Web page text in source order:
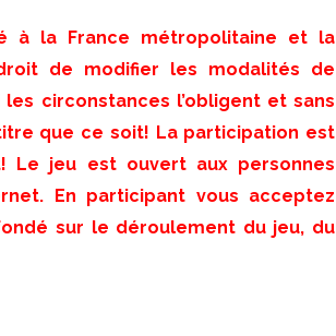
à la France métropolitaine et la
de modifier les modalités de
circonstances l’obligent et sans
que ce soit! La participation est
Le jeu est ouvert aux personnes
En participant vous acceptez
sur le déroulement du jeu, du